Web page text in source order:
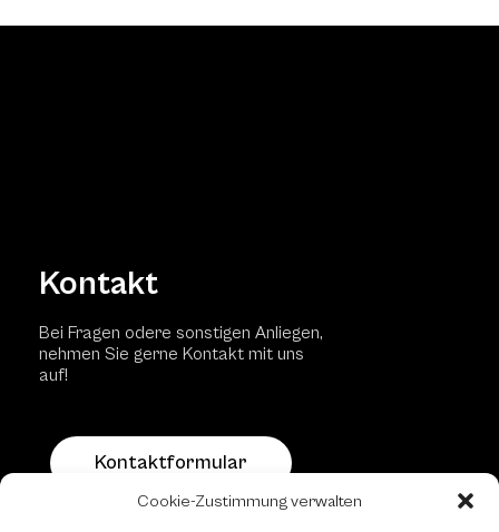
Cookie-Zustimmung verwalten
Kontakt
Bei Fragen odere sonstigen Anliegen,
nehmen Sie gerne Kontakt mit uns
auf!
Kontaktformular